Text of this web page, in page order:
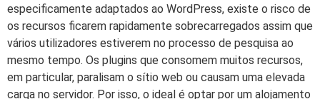
especificamente adaptados ao WordPress, existe o risco de
os recursos ficarem rapidamente sobrecarregados assim que
vários utilizadores estiverem no processo de pesquisa ao
mesmo tempo. Os plugins que consomem muitos recursos,
em particular, paralisam o sítio web ou causam uma elevada
carga no servidor. Por isso, o ideal é optar por um alojamento